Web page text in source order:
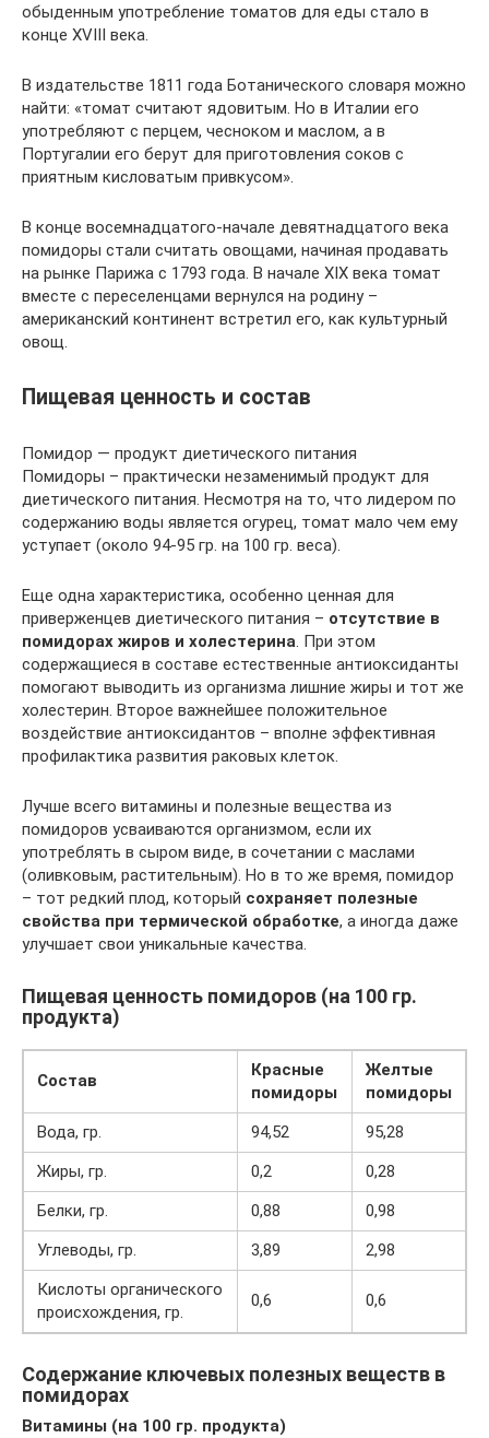
обыденным употребление томатов для еды стало в
конце XVIII века.
В издательстве 1811 года Ботанического словаря можно
найти: «томат считают ядовитым. Но в Италии его
употребляют с перцем, чесноком и маслом, а в
Португалии его берут для приготовления соков с
приятным кисловатым привкусом».
В конце восемнадцатого-начале девятнадцатого века
помидоры стали считать овощами, начиная продавать
на рынке Парижа с 1793 года. В начале XIХ века томат
вместе с переселенцами вернулся на родину –
американский континент встретил его, как культурный
овощ.
Пищевая ценность и состав
Помидор — продукт диетического питания
Помидоры – практически незаменимый продукт для
диетического питания. Несмотря на то, что лидером по
содержанию воды является огурец, томат мало чем ему
уступает (около 94-95 гр. на 100 гр. веса).
Еще одна характеристика, особенно ценная для
приверженцев диетического питания – отсутствие в
помидорах жиров и холестерина. При этом
содержащиеся в составе естественные антиоксиданты
помогают выводить из организма лишние жиры и тот же
холестерин. Второе важнейшее положительное
воздействие антиоксидантов – вполне эффективная
профилактика развития раковых клеток.
Лучше всего витамины и полезные вещества из
помидоров усваиваются организмом, если их
употреблять в сыром виде, в сочетании с маслами
(оливковым, растительным). Но в то же время, помидор
– тот редкий плод, который сохраняет полезные
свойства при термической обработке, а иногда даже
улучшает свои уникальные качества.
Пищевая ценность помидоров (на 100 гр.
продукта)
Состав
Красные
помидоры
Желтые
помидоры
Вода, гр.
94,52
95,28
Жиры, гр.
0,2
0,28
Белки, гр.
0,88
0,98
Углеводы, гр.
3,89
2,98
Кислоты органического
происхождения, гр.
0,6 0,6
Содержание ключевых полезных веществ в
помидорах
Витамины (на 100 гр. продукта)